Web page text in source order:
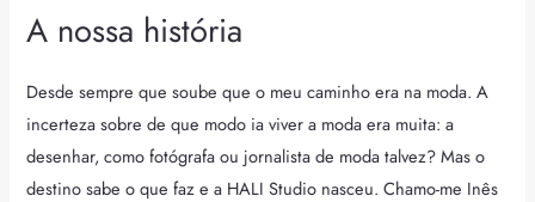
A nossa história
Desde sempre que soube que o meu caminho era na moda. A
incerteza sobre de que modo ia viver a moda era muita: a
desenhar, como fotógrafa ou jornalista de moda talvez? Mas o
destino sabe o que faz e a HALI Studio nasceu. Chamo-me Inês
A
história